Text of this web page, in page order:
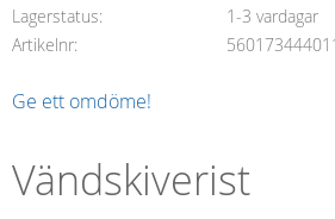
Lagerstatus
1-3 vardagar
Artikelnr
Ge ett omdöme!
Vändskiverist